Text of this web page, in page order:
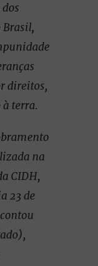
direitos,
terra.
na
CIDH,
23 de